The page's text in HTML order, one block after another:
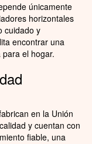
únicamente
horizontales
cuidado y
encontrar una
el hogar.
en la Unión
y cuentan con
fiable, una